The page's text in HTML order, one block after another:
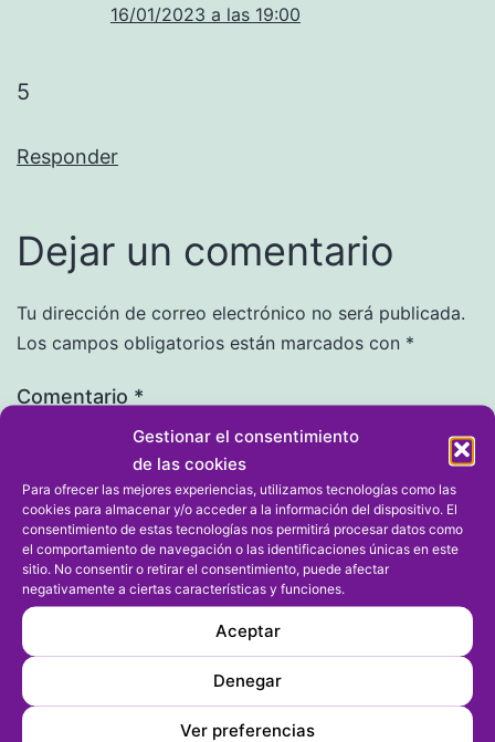
Gestionar el consentimiento
de las cookies
Para ofrecer las mejores experiencias, utilizamos tecnologías como las
cookies para almacenar y/o acceder a la información del dispositivo. El
consentimiento de estas tecnologías nos permitirá procesar datos como
el comportamiento de navegación o las identificaciones únicas en este
sitio. No consentir o retirar el consentimiento, puede afectar
negativamente a ciertas características y funciones.
Aceptar
Denegar
Ver preferencias
16/01/2023 a las 19:00
5
Responder
Dejar un comentario
Tu dirección de correo electrónico no será publicada.
Los campos obligatorios están marcados con *
Comentario *
Nombre